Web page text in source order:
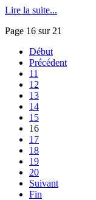
Lire la suite...
Page 16 sur 21
Début
Précédent
11
12
13
14
15
16
17
18
19
20
Suivant
Fin